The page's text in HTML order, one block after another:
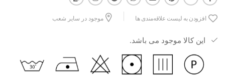
افزودن به لیست علاقه‌مندی ها موجود در سایر شعب
این کالا موجود می باشد.